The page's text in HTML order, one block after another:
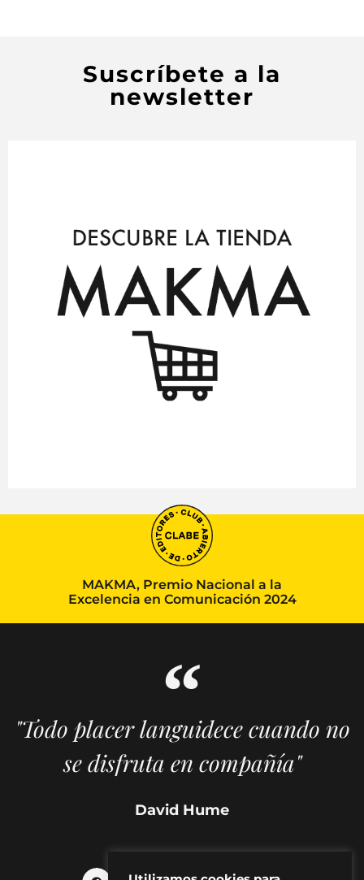
Suscríbete a la
newsletter
MAKMA, Premio Nacional a la
Excelencia en Comunicación 2024
"Todo placer languidece cuando no
se disfruta en compañía"
David Hume